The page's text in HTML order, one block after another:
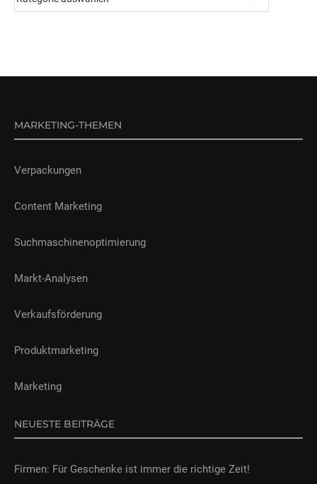
MARKETING-THEMEN
Verpackungen
Content Marketing
Suchmaschinenoptimierung
Markt-Analysen
Verkaufsförderung
Produktmarketing
Marketing
NEUESTE BEITRÄGE
Firmen: Für Geschenke ist immer die richtige Zeit!